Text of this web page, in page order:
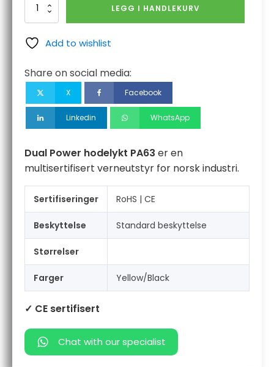
Dual
antall
LEGG I HANDLEKURV
Add to wishlist
Share on social media:
X Facebook
Linkedin WhatsApp
Dual Power hodelykt PA63 er en
multisertifisert verneutstyr for norsk industri.
Sertifiseringer RoHS | CE
Beskyttelse Standard beskyttelse
Størrelser
Farger Yellow/Black
✓ CE sertifisert
Chat with our specialist